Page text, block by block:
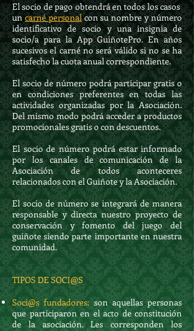
El socio de pago obtendrá en todos los casos
uncarné personalcon su nombre y número
identificativo de socio y una insignia de
socio/a para la App GuiñotePro. En años
sucesivos el carné no será válido si no se ha
satisfecho la cuota anual correspondiente.
El socio de número podrá participar gratis o
en condiciones preferentes en todas las
actividades organizadas por la Asociación.
Del mismo modo podrá acceder a productos
promocionales gratis o con descuentos.
El socio de número podrá estar informado
por los canales de comunicación de la
Asociación de todos aconteceres
relacionados con el Guiñote y la Asociación.
El socio de número se integrará de manera
responsable y directa nuestro proyecto de
conservación y fomento del juego del
guiñote siendo parte importante en nuestra
comunidad.
TIPOS DE SOCI@S
Soci@s fundadores:son aquellas personas
que participaron en el acto de constitución
de la asociación. Les corresponden los